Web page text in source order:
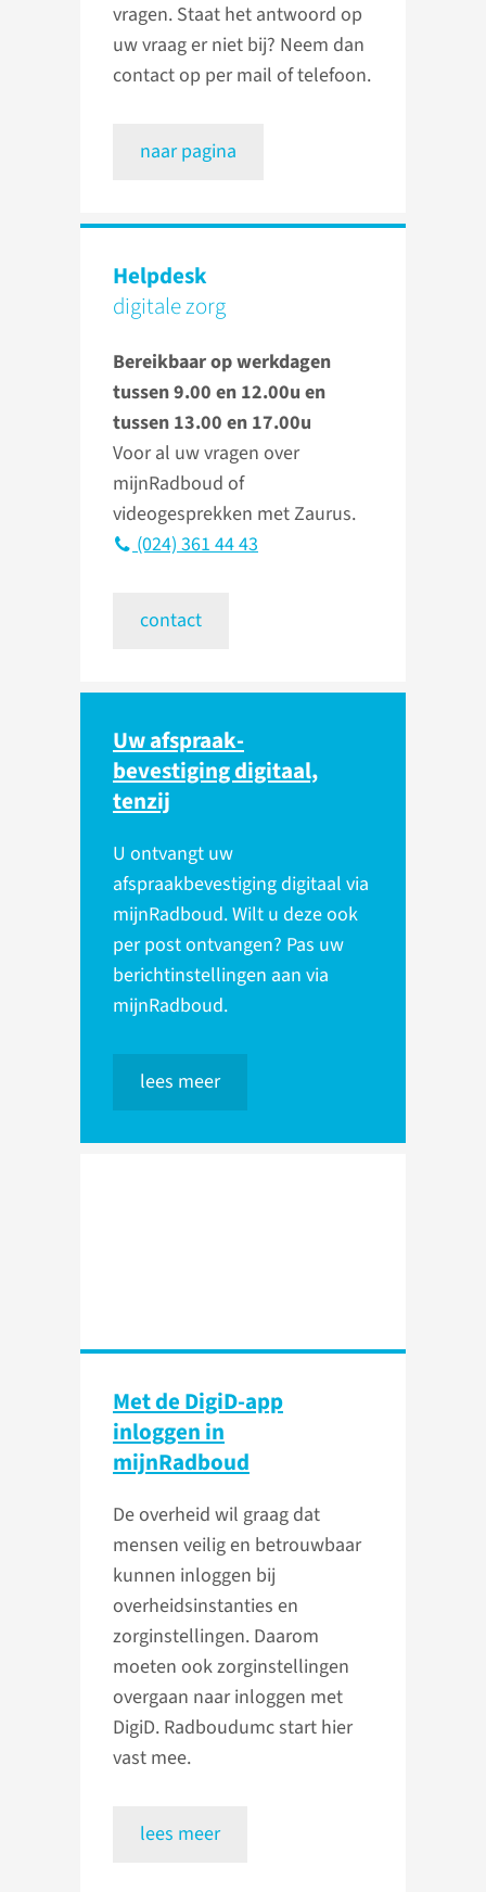
vragen. Staat het antwoord op
uw vraag er niet bij? Neem dan
contact op per mail of telefoon.
naar pagina
Helpdesk
digitale zorg
Bereikbaar op werkdagen
tussen 9.00 en 12.00u en
tussen 13.00 en 17.00u
Voor al uw vragen over
mijnRadboud of
videogesprekken met Zaurus.
(024) 361 44 43
contact
Uw afspraak­
bevestiging digitaal,
tenzij
U ontvangt uw
afspraakbevestiging digitaal via
mijnRadboud. Wilt u deze ook
per post ontvangen? Pas uw
berichtinstellingen aan via
mijnRadboud.
lees meer
Met de DigiD-app
inloggen in
mijnRadboud
De overheid wil graag dat
mensen veilig en betrouwbaar
kunnen inloggen bij
overheidsinstanties en
zorginstellingen. Daarom
moeten ook zorginstellingen
overgaan naar inloggen met
DigiD. Radboudumc start hier
vast mee.
lees meer